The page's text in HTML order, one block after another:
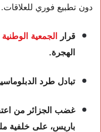
دون تطبيع فوري للعلاقات.
قرار الجمعية
الهجرة.
تبادل طرد
غضب الجزائر من اعتقال دبلوماسي تابع لها في
باريس، على خلفية